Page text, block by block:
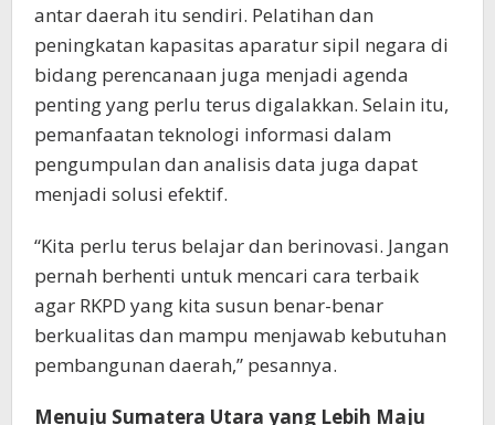
antar daerah itu sendiri. Pelatihan dan
peningkatan kapasitas aparatur sipil negara di
bidang perencanaan juga menjadi agenda
penting yang perlu terus digalakkan. Selain itu,
pemanfaatan teknologi informasi dalam
pengumpulan dan analisis data juga dapat
menjadi solusi efektif.
“Kita perlu terus belajar dan berinovasi. Jangan
pernah berhenti untuk mencari cara terbaik
agar RKPD yang kita susun benar-benar
berkualitas dan mampu menjawab kebutuhan
pembangunan daerah,” pesannya.
Menuju Sumatera Utara yang Lebih Maju